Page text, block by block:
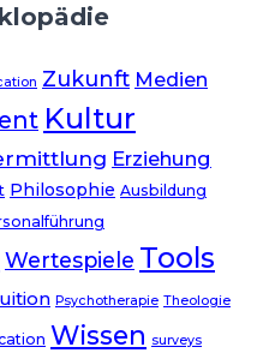
Zukunft Medien
Kultur
Erziehung
Philosophie Ausbildung
Wertespiele Tools
Psychotherapie Theologie
Wissen surveys